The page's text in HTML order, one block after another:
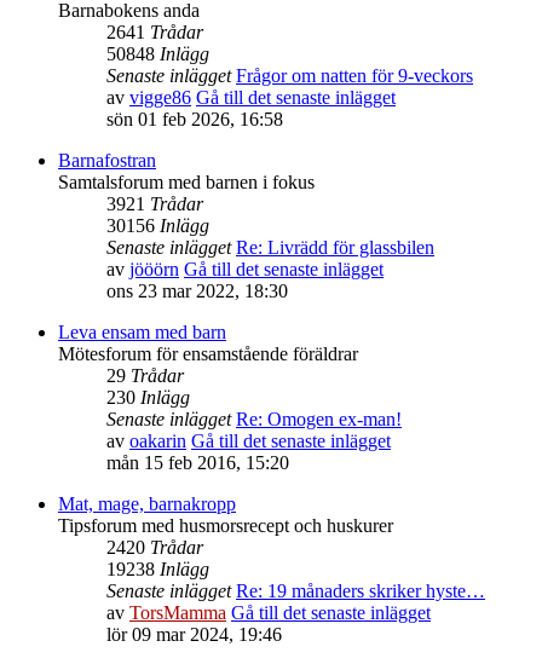
Barnabokens anda
2641 Trådar
50848 Inlägg
Senaste inlägget Frågor om natten för 9-veckors
av vigge86 Gå till det senaste inlägget
sön 01 feb 2026, 16:58
Barnafostran
Samtalsforum med barnen i fokus
3921 Trådar
30156 Inlägg
Senaste inlägget Re: Livrädd för glassbilen
av jööörn Gå till det senaste inlägget
ons 23 mar 2022, 18:30
Leva ensam med barn
Mötesforum för ensamstående föräldrar
29 Trådar
230 Inlägg
Senaste inlägget Re: Omogen ex-man!
av oakarin Gå till det senaste inlägget
mån 15 feb 2016, 15:20
Mat, mage, barnakropp
Tipsforum med husmorsrecept och huskurer
2420 Trådar
19238 Inlägg
Senaste inlägget Re: 19 månaders skriker hyste…
av TorsMamma Gå till det senaste inlägget
lör 09 mar 2024, 19:46